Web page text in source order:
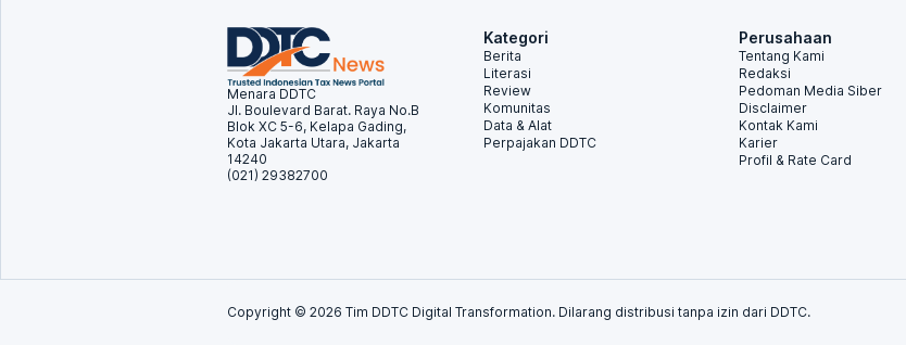
Menara DDTC
Jl. Boulevard Barat. Raya No.B
Blok XC 5-6, Kelapa Gading,
Kota Jakarta Utara, Jakarta
14240
(021) 29382700
Kategori
Berita
Literasi
Review
Komunitas
Data & Alat
Perpajakan DDTC
Perusahaan
Tentang Kami
Redaksi
Pedoman Media Siber
Disclaimer
Kontak Kami
Karier
Profil & Rate Card
Copyright © 2026 Tim DDTC Digital Transformation. Dilarang distribusi tanpa izin dari DDTC.